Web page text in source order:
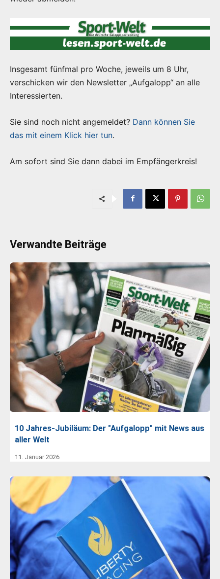
Insgesamt fünfmal pro Woche, jeweils um 8 Uhr,
verschicken wir den Newsletter „Aufgalopp“ an alle
Interessierten.
Sie sind noch nicht angemeldet? Dann können Sie
das mit einem Klick hier tun.
Am sofort sind Sie dann dabei im Empfängerkreis!
Verwandte Beiträge
10 Jahres-Jubiläum: Der "Aufgalopp" mit News aus
aller Welt
11. Januar 2026